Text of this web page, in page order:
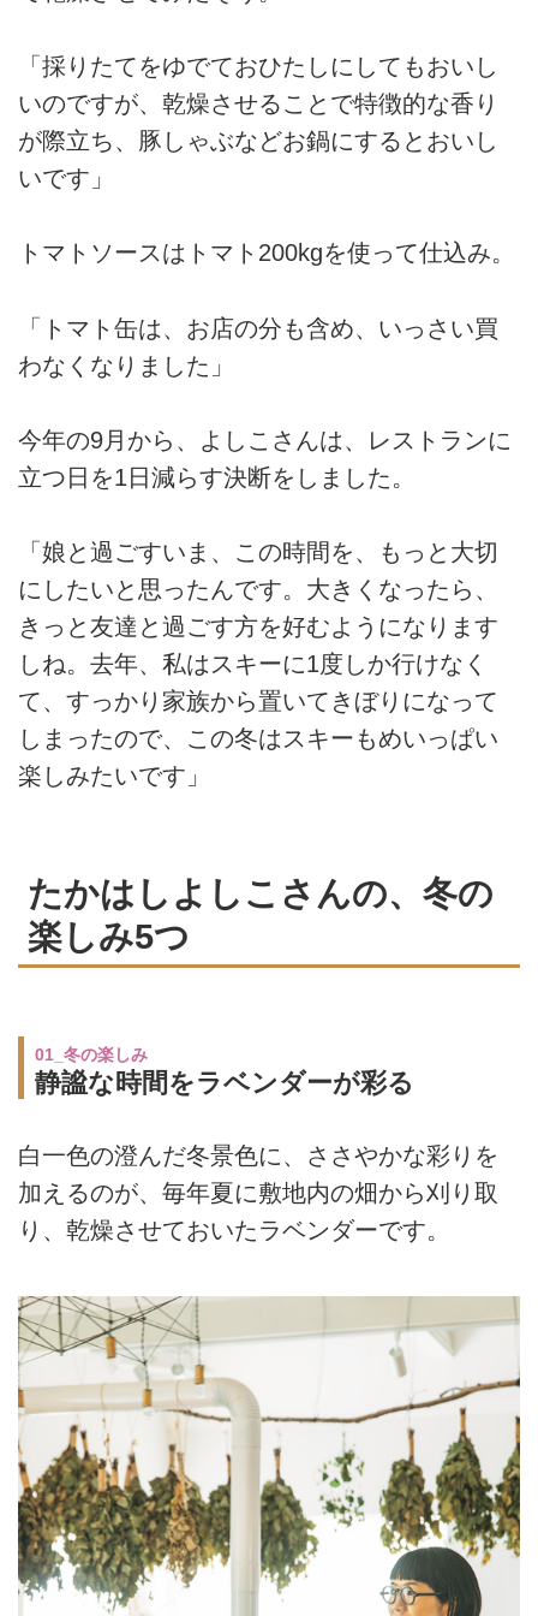
「採りたてをゆでておひたしにしてもおいし
いのですが、乾燥させることで特徴的な香り
が際立ち、豚しゃぶなどお鍋にするとおいし
いです」
トマトソースはトマト200kgを使って仕込み。
「トマト缶は、お店の分も含め、いっさい買
わなくなりました」
今年の9月から、よしこさんは、レストランに
立つ日を1日減らす決断をしました。
「娘と過ごすいま、この時間を、もっと大切
にしたいと思ったんです。大きくなったら、
きっと友達と過ごす方を好むようになります
しね。去年、私はスキーに1度しか行けなく
て、すっかり家族から置いてきぼりになって
しまったので、この冬はスキーもめいっぱい
楽しみたいです」
たかはしよしこさんの、冬の
楽しみ5つ
01_冬の楽しみ
静謐な時間をラベンダーが彩る
白一色の澄んだ冬景色に、ささやかな彩りを
加えるのが、毎年夏に敷地内の畑から刈り取
り、乾燥させておいたラベンダーです。